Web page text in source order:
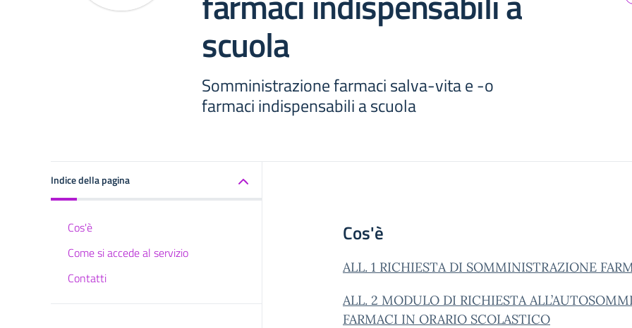
scuola
Somministrazione farmaci salva-vita e -o
farmaci indispensabili a scuola
Indice della pagina
Cos'è
Come si accede al servizio
Contatti
Cos'è
ALL. 1 RICHIESTA DI SOMMINISTRAZIONE
ALL. 2 MODULO DI RICHIESTA
FARMACI IN ORARIO SCOLASTICO